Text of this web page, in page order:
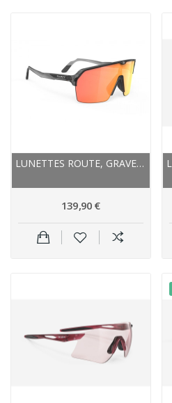
LUNETTES ROUTE, GRAVEL, VTT - RUDY PROJECT -...
139,90 €